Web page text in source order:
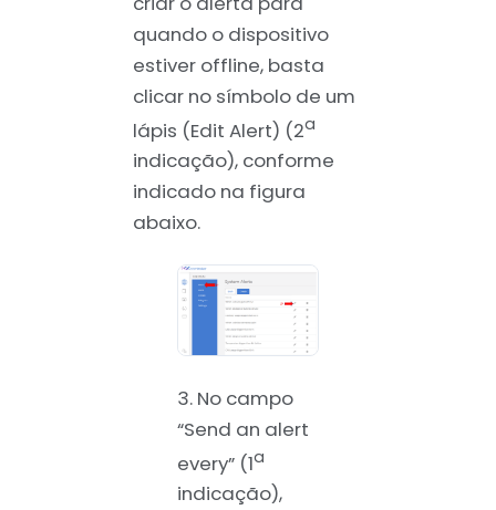
quando o dispositivo
estiver offline, basta
clicar no símbolo de um
lápis (Edit Alert) (2a
indicação), conforme
indicado na figura
abaixo.
3. No campo
“Send an alert
every” (1a
indicação),